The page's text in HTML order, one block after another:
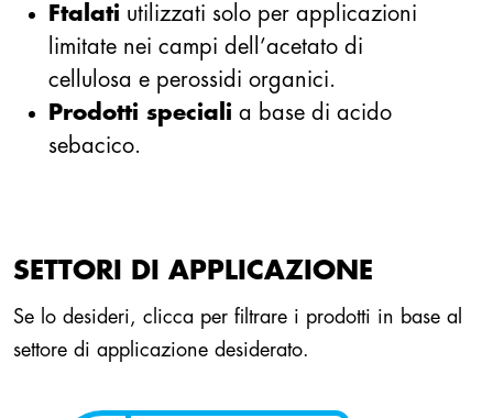
Ftalati utilizzati solo per applicazioni
limitate nei campi dell’acetato di
cellulosa e perossidi organici.
Prodotti speciali a base di acido
sebacico.
SETTORI DI APPLICAZIONE
Se lo desideri, clicca per filtrare i prodotti in base al
settore di applicazione desiderato.